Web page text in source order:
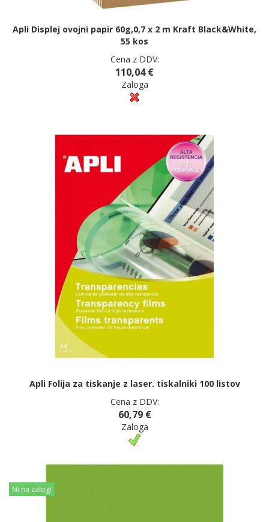
Apli Displej ovojni papir 60g,0,7 x 2 m Kraft Black&White,
55 kos
Cena z DDV:
110,04 €
Zaloga
Apli Folija za tiskanje z laser. tiskalniki 100 listov
Cena z DDV:
60,79 €
Zaloga
Ni na zalogi